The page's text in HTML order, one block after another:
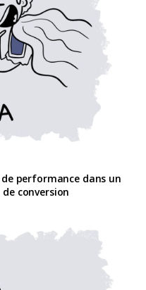
performance dans un
conversion